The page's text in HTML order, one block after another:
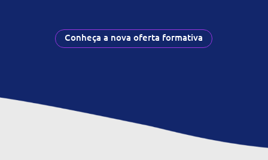
Conheça a nova oferta formativa